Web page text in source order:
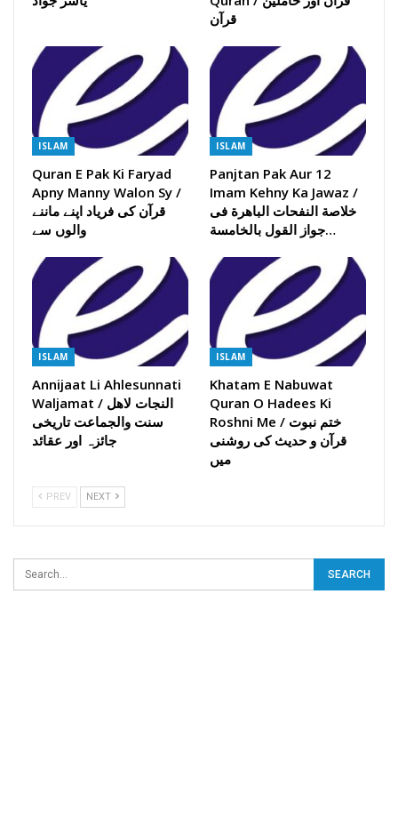
قرآن
ISLAM
Quran E Pak Ki Faryad
Apny Manny Walon Sy /
قرآن کی فریاد اپنے ماننے
والوں سے
ISLAM
Panjtan Pak Aur 12
Imam Kehny Ka Jawaz /
خلاصة النفحات الباھرة فی
جواز القول بالخامسة…
ISLAM
Annijaat Li Ahlesunnati
Waljamat / النجات لاھل
سنت والجماعت تاریخی
جائزہ اور عقائد
ISLAM
Khatam E Nabuwat
Quran O Hadees Ki
Roshni Me / ختم نبوت
قرآن و حدیث کی روشنی
میں
PREV NEXT